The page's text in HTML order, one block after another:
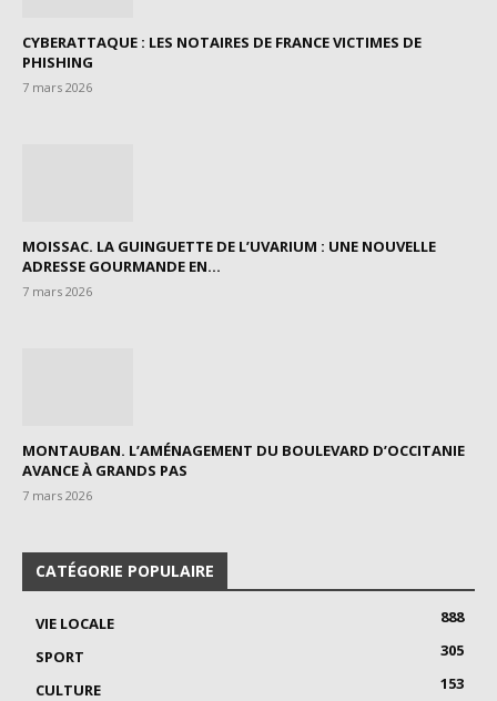
CYBERATTAQUE : LES NOTAIRES DE FRANCE VICTIMES DE
PHISHING
7 mars 2026
MOISSAC. LA GUINGUETTE DE L’UVARIUM : UNE NOUVELLE
ADRESSE GOURMANDE EN...
7 mars 2026
MONTAUBAN. L’AMÉNAGEMENT DU BOULEVARD D’OCCITANIE
AVANCE À GRANDS PAS
7 mars 2026
CATÉGORIE POPULAIRE
VIE LOCALE
888
SPORT
305
CULTURE
153